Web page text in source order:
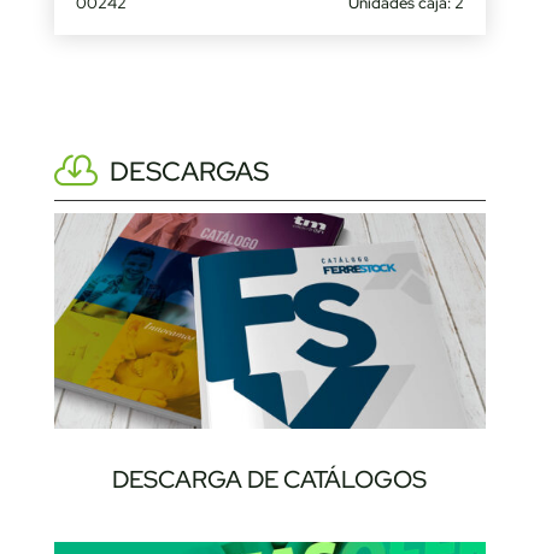
DESCARGAS
DESCARGA DE CATÁLOGOS